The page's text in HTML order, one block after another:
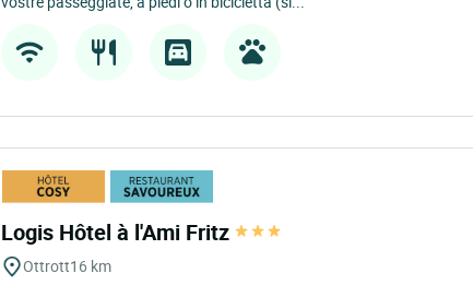
Logis Hôtel à l'Ami Fritz
Ottrott16 km